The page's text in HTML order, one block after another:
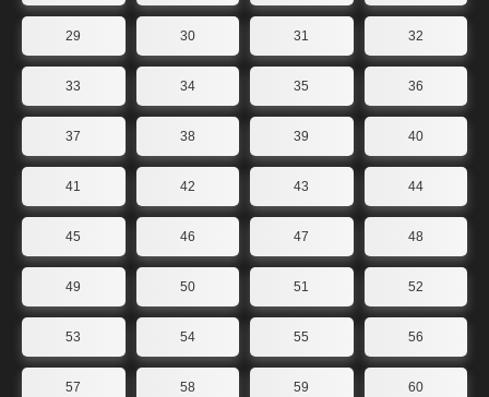
29 30 31 32
33 34 35 36
37 38 39 40
41 42 43 44
45 46 47 48
49 50 51 52
53 54 55 56
57 58 59 60